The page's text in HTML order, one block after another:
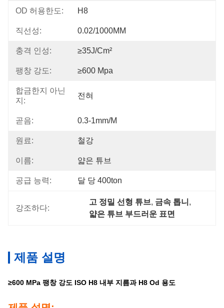
OD 허용한도: H8
직선성: 0.02/1000MM
충격 인성: ≥35J/cm²
팽창 강도: ≥600 Mpa
합금한지 아닌
지:
전혀
곧음: 0.3-1mm/m
원료: 철강
이름: 얇은 튜브
공급 능력: 달 당 400ton
강조하다:
고 정밀 선형 튜브, 금속 톱니 ,
얇은 튜브 부드러운 표면
제품 설명
≥600 MPa 팽창 강도 ISO H8 내부 지름과 H8 Od 용도